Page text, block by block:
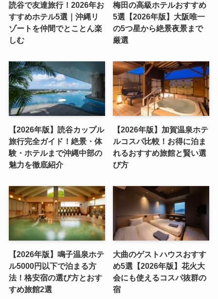
読谷で友達旅行！2026年お
すすめホテル5選｜沖縄リ
ゾートを仲間でとことん楽
しむ
梅田の高級ホテルおすすめ
5選【2026年版】大阪唯一
の5つ星から絶景夜景まで
厳選
【2026年版】読谷カップル
旅行完全ガイド！絶景・体
験・ホテルまで沖縄中部の
魅力を徹底紹介
【2026年版】加賀温泉ホテ
ルコスパ比較！お得に泊ま
れるおすすめ旅館と賢い選
び方
【2026年版】鳴子温泉ホテ
ル5000円以下で泊まる方
法！格安宿の選び方とおす
すめ旅館2選
大曲のゲストハウスおすす
め5選【2026年版】花火大
会にも使えるコスパ抜群の
宿